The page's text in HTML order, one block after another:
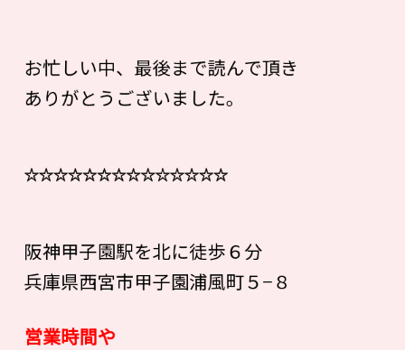
お忙しい中、最後まで読んで頂き
ありがとうございました。
☆☆☆☆☆☆☆☆☆☆☆☆☆☆
阪神甲子園駅を北に徒歩６分
兵庫県西宮市甲子園浦風町５−８
営業時間や